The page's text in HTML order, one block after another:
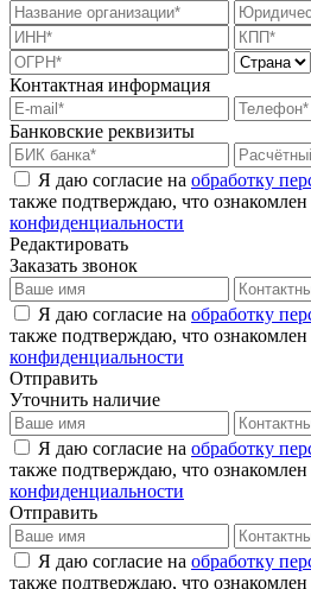
Контактная информация
Банковские реквизиты
Я даю согласие на обработку
также подтверждаю, что ознакомлен
конфиденциальности
Редактировать
Заказать звонок
Я даю согласие на обработку
также подтверждаю, что ознакомлен
конфиденциальности
Отправить
Уточнить наличие
Я даю согласие на обработку
также подтверждаю, что ознакомлен
конфиденциальности
Отправить
Я даю согласие на обработку
также подтверждаю, что ознакомлен